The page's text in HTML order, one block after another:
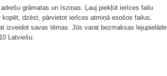
grāmatas un īsziņas. Ļauj piekļūt ierīces failu
dzēst, pārvietot ierīces atmiņā esošos failus.
izveidot savas tēmas. Jūs varat bezmaksas lejupielāde
Latviešu.